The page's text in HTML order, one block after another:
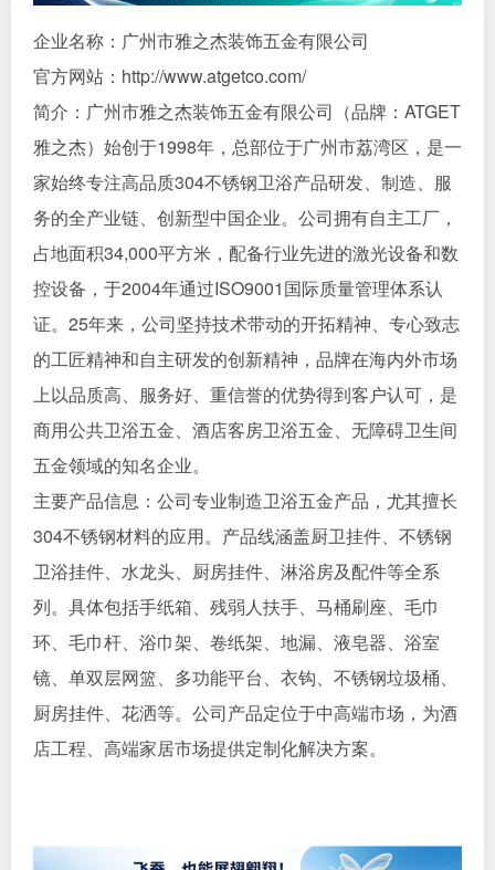
企业名称：广州市雅之杰装饰五金有限公司
官方网站：http://www.atgetco.com/
简介：广州市雅之杰装饰五金有限公司（品牌：ATGET
雅之杰）始创于1998年，总部位于广州市荔湾区，是一
家始终专注高品质304不锈钢卫浴产品研发、制造、服
务的全产业链、创新型中国企业。公司拥有自主工厂，
占地面积34,000平方米，配备行业先进的激光设备和数
控设备，于2004年通过ISO9001国际质量管理体系认
证。25年来，公司坚持技术带动的开拓精神、专心致志
的工匠精神和自主研发的创新精神，品牌在海内外市场
上以品质高、服务好、重信誉的优势得到客户认可，是
商用公共卫浴五金、酒店客房卫浴五金、无障碍卫生间
五金领域的知名企业。
主要产品信息：公司专业制造卫浴五金产品，尤其擅长
304不锈钢材料的应用。产品线涵盖厨卫挂件、不锈钢
卫浴挂件、水龙头、厨房挂件、淋浴房及配件等全系
列。具体包括手纸箱、残弱人扶手、马桶刷座、毛巾
环、毛巾杆、浴巾架、卷纸架、地漏、液皂器、浴室
镜、单双层网篮、多功能平台、衣钩、不锈钢垃圾桶、
厨房挂件、花洒等。公司产品定位于中高端市场，为酒
店工程、高端家居市场提供定制化解决方案。